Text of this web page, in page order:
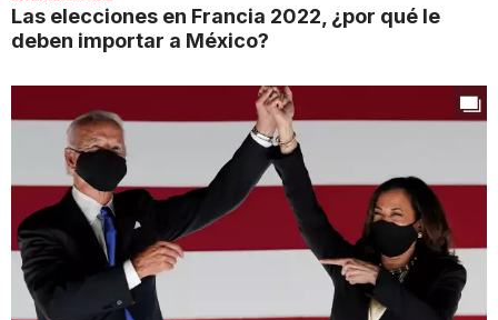
Las elecciones en Francia 2022, ¿por qué le
deben importar a México?